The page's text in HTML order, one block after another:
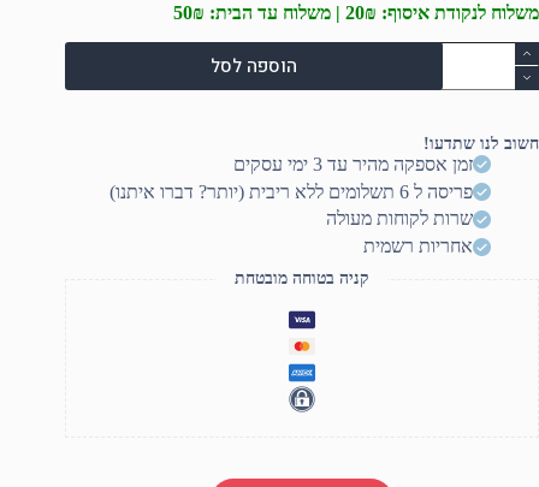
משלוח לנקודת איסוף: 20₪ | משלוח עד הבית: 50₪
כמות
של
זרוע
דגם
למסכים
הוספה לסל
חשוב לנו שתדעו!
זמן אספקה מהיר עד 3 ימי עסקים
פריסה ל 6 תשלומים ללא ריבית (יותר? דברו איתנו)
שרות לקוחות מעולה
אחריות רשמית
קניה בטוחה מובטחת